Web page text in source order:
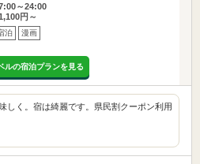
～24:00
円～
泊 漫画
ルの宿泊プランを見る
しく。宿は綺麗です。県民割クーポン利用